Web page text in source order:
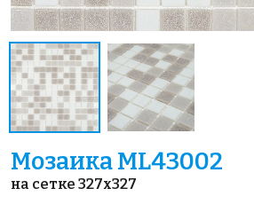
Мозаика ML43002
на сетке 327x327